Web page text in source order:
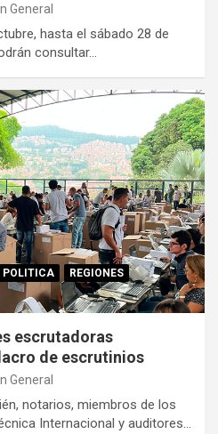
General
hasta el sábado 28 de
consultar…
POLITICA
REGIONES
escrutadoras
de escrutinios
General
notarios, miembros de los
Internacional y auditores…